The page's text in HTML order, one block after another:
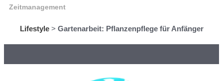
Zeitmanagement
Lifestyle> Gartenarbeit: Pflanzenpflege für Anfänger